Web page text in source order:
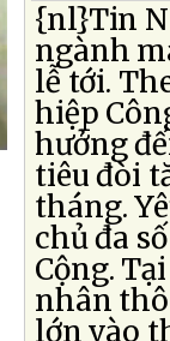
{nl}Tin
ngành
lễ tới.
hiệp
hưởng
tiêu đòi
tháng.
chủ đa
Cộng.
nhân
lớn vào